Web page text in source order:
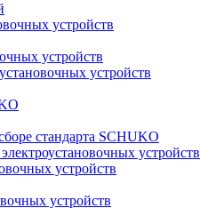
устройств
устройств
устройств
стандарта SCHUKO
устройств
устройств
устройств